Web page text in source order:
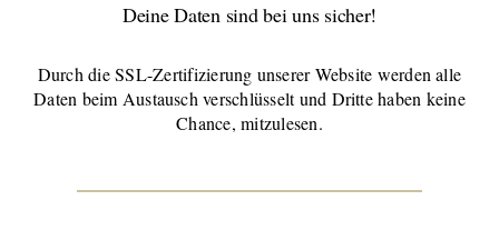
Deine Daten sind bei uns sicher!
Durch die SSL-Zertifizierung unserer Website werden alle
Daten beim Austausch verschlüsselt und Dritte haben keine
Chance, mitzulesen.